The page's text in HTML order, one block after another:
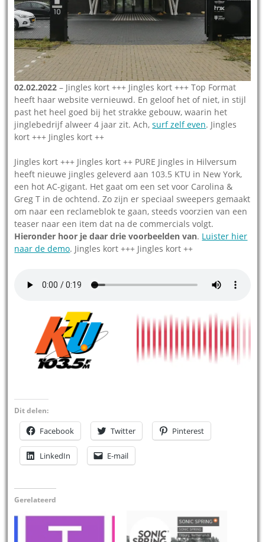
02.02.2022 – Jingles kort +++ Jingles kort +++ Top Format
heeft haar website vernieuwd. En geloof het of niet, in stijl
past het heel goed bij het strakke gebouw, waarin het
jinglebedrijf alweer 4 jaar zit. Ach,surf zelf even. Jingles
kort +++ Jingles kort ++
Jingles kort +++ Jingles kort ++ PURE Jingles in Hilversum
heeft nieuwe jingles geleverd aan 103.5 KTU in New York,
een hot AC-gigant. Het gaat om een set voor Carolina &
Greg T in de ochtend. Zo zijn er speciaal sweepers gemaakt
om naar een reclameblok te gaan, steeds voorzien van een
teaser naar een item dat na de commercials volgt.
Hieronder hoor je daar drie voorbeelden van. Luister hier
naar de demo. Jingles kort +++ Jingles kort ++
Dit delen:
Facebook Twitter Pinterest
LinkedIn E-mail
Gerelateerd